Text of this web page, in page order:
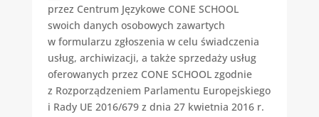
przez Centrum Językowe CONE SCHOOL
swoich danych osobowych zawartych
w formularzu zgłoszenia w celu świadczenia
usług, archiwizacji, a także sprzedaży usług
oferowanych przez CONE SCHOOL zgodnie
z Rozporządzeniem Parlamentu Europejskiego
i Rady UE 2016/679 z dnia 27 kwietnia 2016 r.